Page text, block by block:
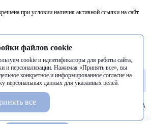
при условии наличия активной ссылки на сайт
в печатных изданиях (книгах, прессе) возможна
редакции.
Балашовская
епархия
Балаковская
епархия
файлов cookie
cookie и идентификаторы для работы сайта,
и персонализации. Нажимая «Принять все», вы
конкретное и информированное согласие на
персональных данных для указанных целей.
все